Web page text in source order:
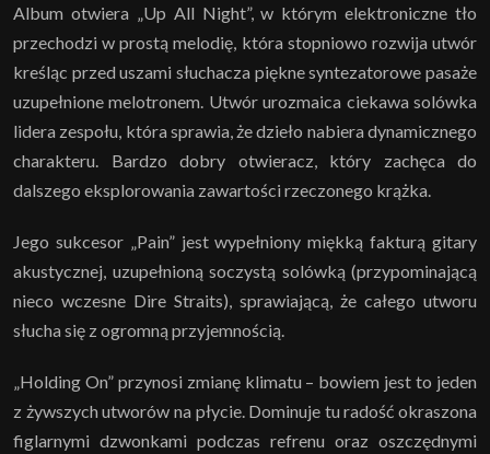
Album otwiera „Up All Night”, w którym elektroniczne tło
przechodzi w prostą melodię, która stopniowo rozwija utwór
kreśląc przed uszami słuchacza piękne syntezatorowe pasaże
uzupełnione melotronem. Utwór urozmaica ciekawa solówka
lidera zespołu, która sprawia, że dzieło nabiera dynamicznego
charakteru. Bardzo dobry otwieracz, który zachęca do
dalszego eksplorowania zawartości rzeczonego krążka.
Jego sukcesor „Pain” jest wypełniony miękką fakturą gitary
akustycznej, uzupełnioną soczystą solówką (przypominającą
nieco wczesne Dire Straits), sprawiającą, że całego utworu
słucha się z ogromną przyjemnością.
„Holding On” przynosi zmianę klimatu – bowiem jest to jeden
z żywszych utworów na płycie. Dominuje tu radość okraszona
figlarnymi dzwonkami podczas refrenu oraz oszczędnymi